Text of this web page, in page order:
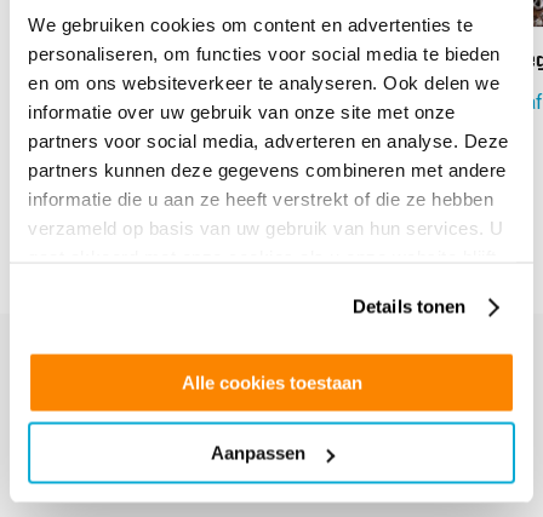
We gebruiken cookies om content en advertenties te
personaliseren, om functies voor social media te bieden
en om ons websiteverkeer te analyseren. Ook delen we
informatie over uw gebruik van onze site met onze
partners voor social media, adverteren en analyse. Deze
partners kunnen deze gegevens combineren met andere
informatie die u aan ze heeft verstrekt of die ze hebben
verzameld op basis van uw gebruik van hun services. U
Details tonen
Alle cookies toestaan
Aanpassen
Anti-Graffiti Plus 4 Glasfolie
Vanaf: €60.80
prev
Bijbehorende tools
Maak uw bestelling compleet met de bijbehorende tools.